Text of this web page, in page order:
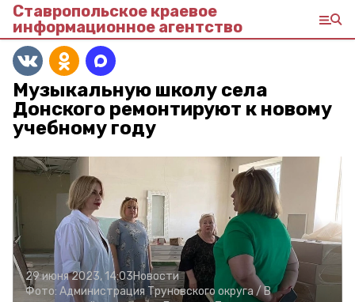
Ставропольское краевое
информационное агентство
Музыкальную школу села
Донского ремонтируют к новому
учебному году
29 июня 2023, 14:03Новости
Фото: Администрация Труновского округа /В